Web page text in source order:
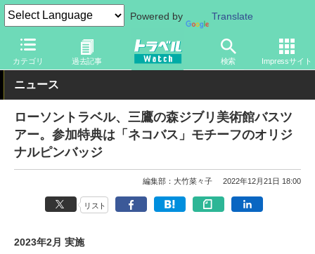
Powered by Translate
カテゴリ 過去記事 検索 Impressサイト
トラベル Watch 旅の情報 ツアー ツアー情報
ニュース
ローソントラベル、三鷹の森ジブリ美術館バスツ
アー。参加特典は「ネコバス」モチーフのオリジ
ナルピンバッジ
編集部：大竹菜々子 2022年12月21日 18:00
リスト
2023年2月 実施